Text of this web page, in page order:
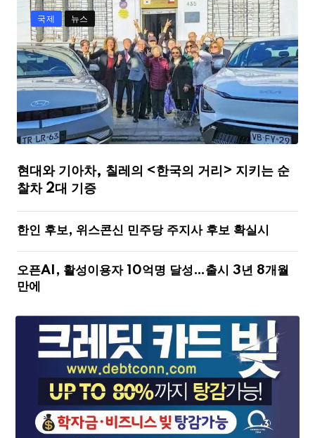
국제 뉴스
현대와 기아차, 칠레의 <한국의 거리> 지키는 순
찰차 2대 기증
한인 후보, 위스콘신 민주당 주지사 후보 확실시
오픈AI, 활성이용자 10억명 달성…출시 3년 8개월
만에